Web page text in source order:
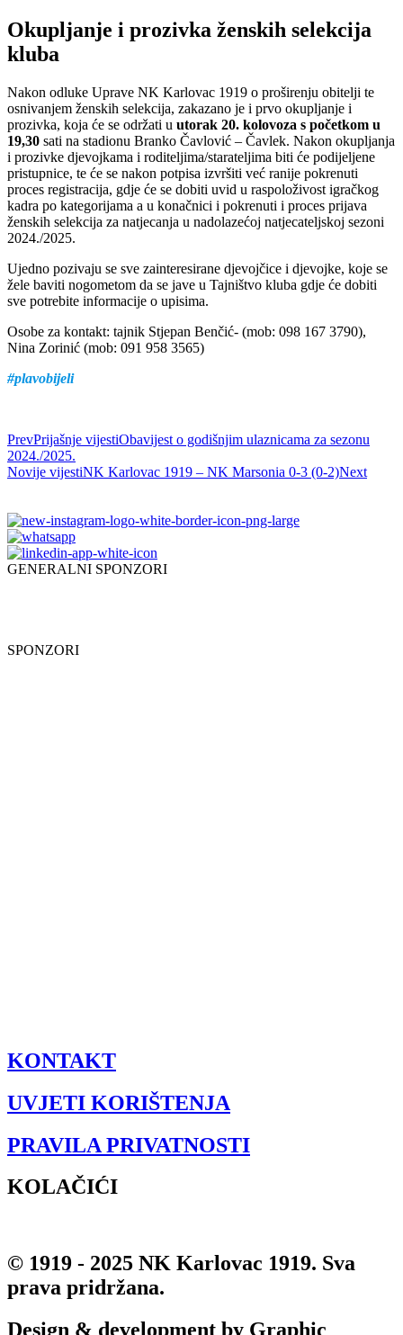
Okupljanje i prozivka ženskih selekcija
kluba
Nakon odluke Uprave NK Karlovac 1919 o proširenju obitelji te
osnivanjem ženskih selekcija, zakazano je i prvo okupljanje i
prozivka, koja će se održati u utorak 20. kolovoza s početkom u
19,30 sati na stadionu Branko Čavlović – Čavlek. Nakon okupljanja
i prozivke djevojkama i roditeljima/starateljima biti će podijeljene
pristupnice, te će se nakon potpisa izvršiti već ranije pokrenuti
proces registracija, gdje će se dobiti uvid u raspoloživost igračkog
kadra po kategorijama a u konačnici i pokrenuti i proces prijava
ženskih selekcija za natjecanja u nadolazećoj natjecateljskoj sezoni
2024./2025.
Ujedno pozivaju se sve zainteresirane djevojčice i djevojke, koje se
žele baviti nogometom da se jave u Tajništvo kluba gdje će dobiti
sve potrebite informacije o upisima.
Osobe za kontakt: tajnik Stjepan Benčić- (mob: 098 167 3790),
Nina Zorinić (mob: 091 958 3565)
#plavobijeli
PrevPrijašnje vijestiObavijest o godišnjim ulaznicama za sezonu
2024./2025.
Novije vijestiNK Karlovac 1919 – NK Marsonia 0-3 (0-2)Next
GENERALNI SPONZORI
SPONZORI
KONTAKT
UVJETI KORIŠTENJA
PRAVILA PRIVATNOSTI
KOLAČIĆI
© 1919 - 2025 NK Karlovac 1919. Sva
prava pridržana.
Design & development by Graphic